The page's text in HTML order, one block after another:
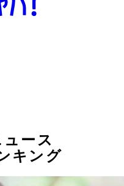
ース
キング